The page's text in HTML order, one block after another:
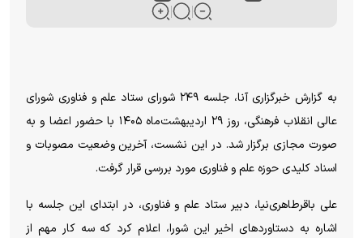
به گزارش خبرگزاری آنا، جلسه ۲۴۹ شورای ستاد علم و فناوری شورای
عالی انقلاب فرهنگی، روز ۲۹ اردیبهشت‌ماه ۱۴۰۵ با حضور اعضا و به
صورت مجازی برگزار شد. در این نشست، آخرین وضعیت مصوبات و
اسناد کلیدی حوزه علم و فناوری مورد بررسی قرار گرفت.
علی باقرطاهری‌نیا، دبیر ستاد علم و فناوری، در ابتدای این جلسه با
اشاره به دستاوردهای اخیر این شورا، اعلام کرد که سه کار مهم از